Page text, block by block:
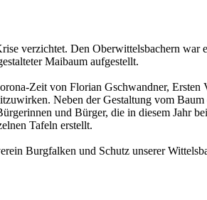
verzichtet. Den Oberwittelsbachern war
Maibaum aufgestellt.
Zeit von Florian Gschwandner, Ersten
Neben der Gestaltung vom Baum
und Bürger, die in diesem Jahr
Tafeln erstellt.
Burgfalken und Schutz unserer